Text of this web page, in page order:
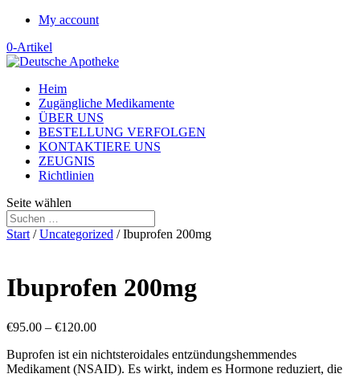
My account
0-Artikel
Heim
Zugängliche Medikamente
ÜBER UNS
BESTELLUNG VERFOLGEN
KONTAKTIERE UNS
ZEUGNIS
Richtlinien
Seite wählen
Start /Uncategorized / Ibuprofen 200mg
Ibuprofen 200mg
€95.00 – €120.00Preisspanne:
bis
€120.00
Buprofen ist ein nichtsteroidales entzündungshemmendes
Medikament (NSAID). Es wirkt, indem es Hormone reduziert, die